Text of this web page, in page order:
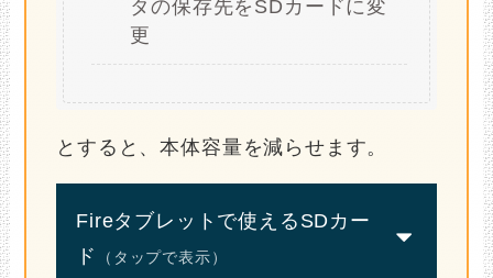
タの保存先をSDカードに変
更
とすると、本体容量を減らせます。
Fireタブレットで使えるSDカー
ド
（タップで表示）